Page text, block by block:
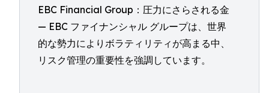
EBC Financial Group：圧力にさらされる金
— EBC ファイナンシャル グループは、世界
的な勢力によりボラティリティが高まる中、
リスク管理の重要性を強調しています。